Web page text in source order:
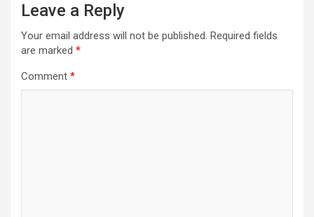
Leave a Reply
Your email address will not be published. Required fields
are marked *
Comment *